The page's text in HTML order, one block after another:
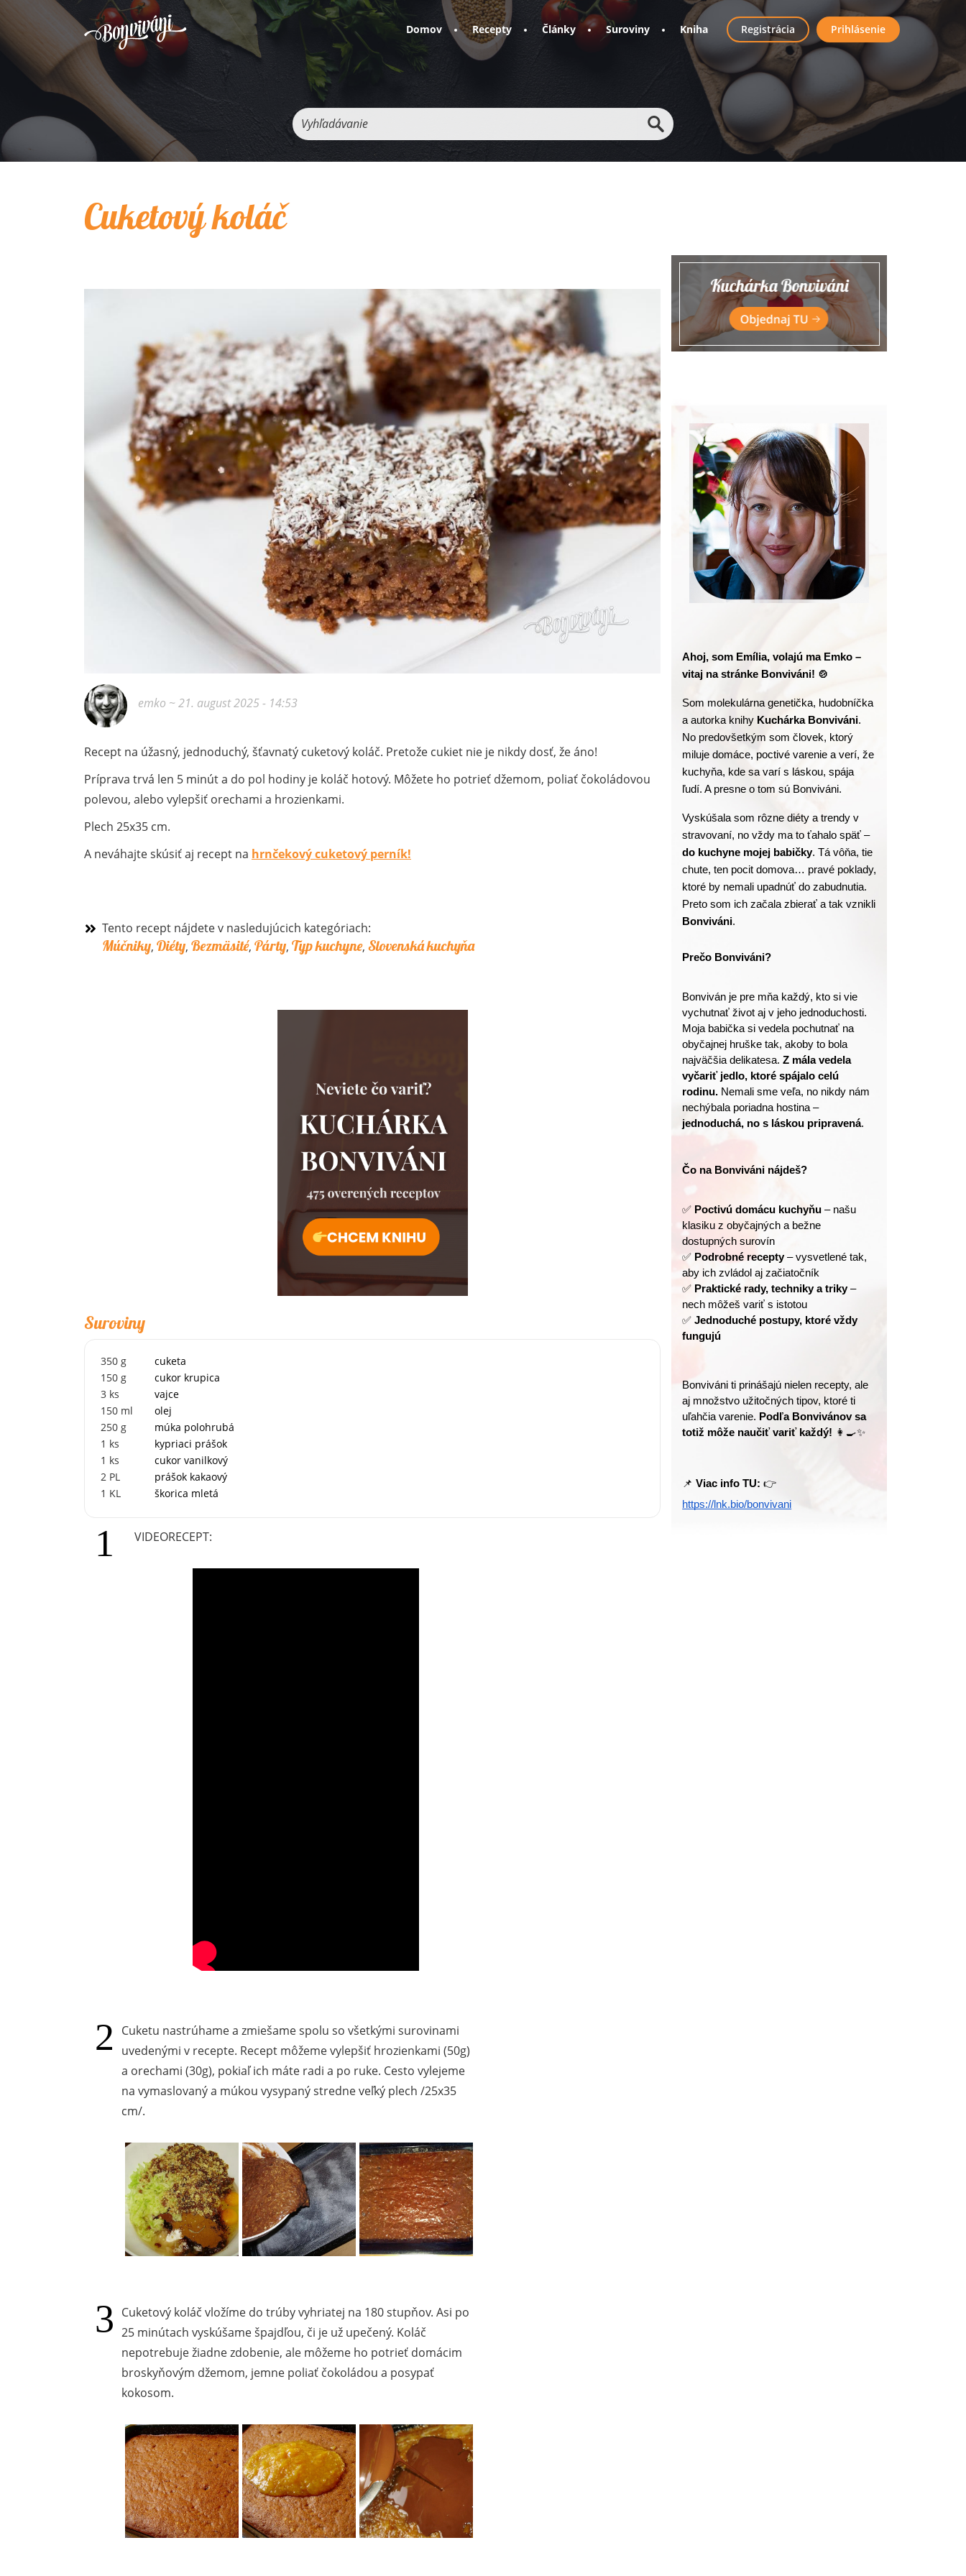
Domov Recepty Články Suroviny Kniha
User
account
menu
Registrácia Prihlásenie
Vyhľadávanie
Cuketový koláč
emko ~ 21. august 2025 - 14:53
Recept na úžasný, jednoduchý, šťavnatý cuketový koláč. Pretože cukiet nie je nikdy dosť, že áno!
Príprava trvá len 5 minút a do pol hodiny je koláč hotový. Môžete ho potrieť džemom, poliať čokoládovou
polevou, alebo vylepšiť orechami a hrozienkami.
Plech 25x35 cm.
A neváhajte skúsiť aj recept na hrnčekový cuketový perník!
Tento recept nájdete v nasledujúcich kategóriach:
Múčniky, Diéty, Bezmäsité, Párty, Typ kuchyne, Slovenská kuchyňa
Suroviny
350 g
cuketa
150 g
cukor krupica
3 ks
vajce
150 ml
olej
250 g
múka polohrubá
1 ks
kypriaci prášok
1 ks
cukor vanilkový
2 PL
prášok kakaový
1 KL škorica mletá
VIDEORECEPT:
Cuketu nastrúhame a zmiešame spolu so všetkými surovinami
uvedenými v recepte. Recept môžeme vylepšiť hrozienkami (50g)
a orechami (30g), pokiaľ ich máte radi a po ruke. Cesto vylejeme
na vymaslovaný a múkou vysypaný stredne veľký plech /25x35
cm/.
Cuketový koláč vložíme do trúby vyhriatej na 180 stupňov. Asi po
25 minútach vyskúšame špajdľou, či je už upečený. Koláč
nepotrebuje žiadne zdobenie, ale môžeme ho potrieť domácim
broskyňovým džemom, jemne poliať čokoládou a posypať
kokosom.
Ahoj, som Emília, volajú ma Emko –
vitaj na stránke Bonviváni! 🍲
Som molekulárna genetička, hudobníčka
a autorka knihy Kuchárka Bonviváni.
No predovšetkým som človek, ktorý
miluje domáce, poctivé varenie a verí, že
kuchyňa, kde sa varí s láskou, spája
ľudí. A presne o tom sú Bonviváni.
Vyskúšala som rôzne diéty a trendy v
stravovaní, no vždy ma to ťahalo späť –
do kuchyne mojej babičky. Tá vôňa, tie
chute, ten pocit domova… pravé poklady,
ktoré by nemali upadnúť do zabudnutia.
Bonviváni.
Prečo Bonviváni?
Bonviván je pre mňa každý, kto si vie
vychutnať život aj v jeho jednoduchosti.
Moja babička si vedela pochutnať na
obyčajnej hruške tak, akoby to bola
najväčšia delikatesa. Z mála vedela
vyčariť jedlo, ktoré spájalo celú
rodinu. Nemali sme veľa, no nikdy nám
nechýbala poriadna hostina –
jednoduchá, no s láskou pripravená.
Čo na Bonviváni nájdeš?
✅ Poctivú domácu kuchyňu – našu
klasiku z obyčajných a bežne
dostupných surovín
✅ Podrobné recepty – vysvetlené tak,
aby ich zvládol aj začiatočník
✅ Praktické rady, techniky a triky –
nech môžeš variť s istotou
✅ Jednoduché postupy, ktoré vždy
fungujú
Bonviváni ti prinášajú nielen recepty, ale
aj množstvo užitočných tipov, ktoré ti
uľahčia varenie. Podľa Bonvivánov sa
totiž môže naučiť variť každý! 👩‍🍳✨
📌 Viac info TU:
https://lnk.bio/bonvivani